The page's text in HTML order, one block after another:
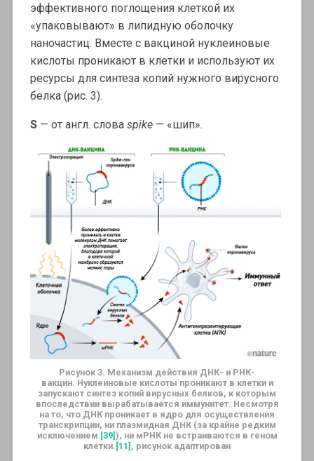
эффективного поглощения клеткой их
«упаковывают» в липидную оболочку
наночастиц. Вместе с вакциной нуклеиновые
кислоты проникают в клетки и используют их
ресурсы для синтеза копий нужного вирусного
белка (рис. 3).
S— от англ. слова spike— «шип».
Рисунок 3. Механизм действия ДНК- и РНК-
вакцин. Нуклеиновые кислоты проникают в клетки и
запускают синтез копий вирусных белков, к которым
впоследствии вырабатывается иммунитет. Несмотря
на то, что ДНК проникает в ядро для осуществления
транскрипции, ни плазмидная ДНК (за крайне редким
исключением [39]), ни мРНК не встраиваются в геном
клетки. [11], рисунок адаптирован